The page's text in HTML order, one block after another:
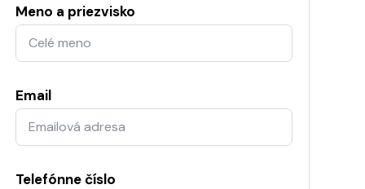
Meno a priezvisko
Email
Telefónne číslo